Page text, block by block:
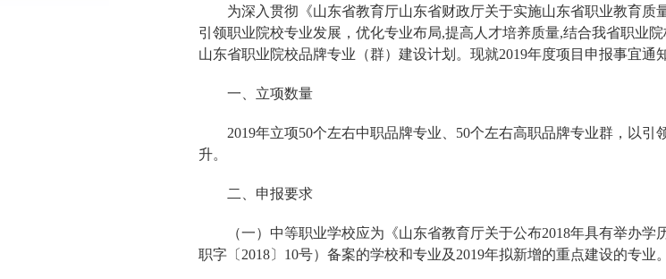
为深入贯彻《山东省教育厅山东省财政厅关于实施山东省职业教育质
引领职业院校专业发展，优化专业布局,提高人才培养质量,结合我省职业
山东省职业院校品牌专业（群）建设计划。现就2019年度项目申报事宜通
一、立项数量
2019年立项50个左右中职品牌专业、50个左右高职品牌专业群，以
升。
二、申报要求
（一）中等职业学校应为《山东省教育厅关于公布2018年具有举办
职字〔2018〕10号）备案的学校和专业及2019年拟新增的重点建设的专业。